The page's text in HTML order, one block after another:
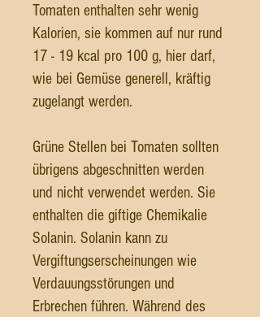
Tomaten enthalten sehr wenig
Kalorien, sie kommen auf nur rund
17 - 19 kcal pro 100 g, hier darf,
wie bei Gemüse generell, kräftig
zugelangt werden.
Grüne Stellen bei Tomaten sollten
übrigens abgeschnitten werden
und nicht verwendet werden. Sie
enthalten die giftige Chemikalie
Solanin. Solanin kann zu
Vergiftungserscheinungen wie
Verdauungsstörungen und
Erbrechen führen. Während des